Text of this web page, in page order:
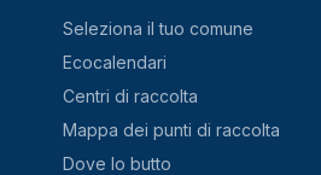
Seleziona il tuo comune
Ecocalendari
Centri di raccolta
Mappa dei punti di raccolta
Dove lo butto